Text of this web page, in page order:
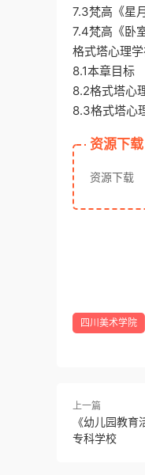
7.3梵高《星
7.4梵高《卧
格式塔心理
8.1本章目标
8.2格式塔心
8.3格式塔心
资源下载
资源下载
四川美术学院
上一篇
《幼儿园教
专科学校